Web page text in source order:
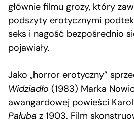
głównie filmu grozy, który
podszyty erotycznymi
seks i nagość bezpośrednio
pojawiały.
Jako „horror erotyczny”
Widziadło (1983) Marka
awangardowej powieści
Pałuba z 1903. Film